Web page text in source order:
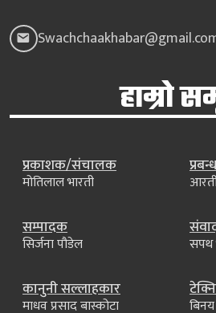
हाम्रो
प्रकाशक/संचालक
मोतिलाल भारती
सम्पादक
सिर्जना पौडेल सपथ
कानुनी सल्लाहकार
माधव प्रसाद बास्कोटा